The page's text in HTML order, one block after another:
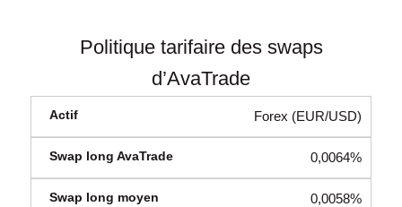
Politique tarifaire des swaps
d’AvaTrade
Forex (EUR/USD)
0,0064%
0,0058%